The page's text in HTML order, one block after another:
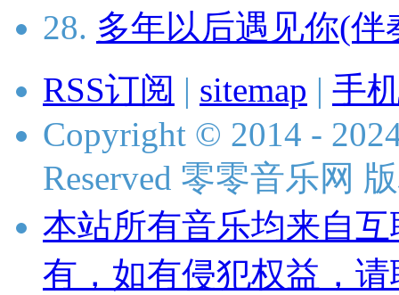
28. 多年以后遇见你(伴
RSS订阅 | sitemap | 手
Copyright © 2014 -
Reserved 零零音乐网
本站所有音乐均来自
有，如有侵犯权益，